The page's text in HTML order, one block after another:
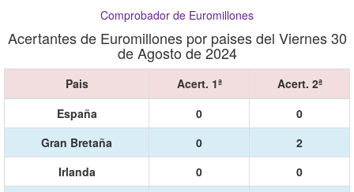
Comprobador de Euromillones
Acertantes de Euromillones por paises del Viernes 30
de Agosto de 2024
Pais Acert. 1ª
Acert. 2ª
España
0
0
Gran Bretaña
0
2
Irlanda
0
0